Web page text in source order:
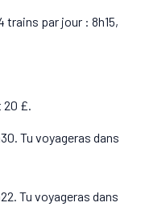
trains par jour : 8h15,
20 £.
Tu voyageras dans
Tu voyageras dans